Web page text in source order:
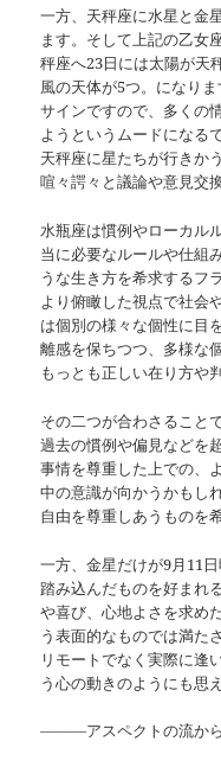
一方、天秤座に水星と金
ます。そして上記の乙女
秤座へ23日には太陽が天
風の天体が5つ。になり
サインですので、多くの
ようというムードになる
天秤座に星たちが行きか
喧々諤々と議論や意見交
水瓶座は慣例やローカル
当に必要なルールや仕組
うな生き方を希求するフ
より俯瞰した視点で社会
は個別の様々な個性に目
離感を保ちつつ、多様な
もっとも正しい在り方や
その二つが合わさることで
過去の慣例や偏見などを
事情を尊重した上での、
中の意識が向かうかもし
自由を尊重しあうものを
一方、金星だけが9月11
踏み込んだものを好まれ
や喜び、心地よさを求め
う表面的なものでは満た
リモートでなく実際に逢
う心の動きのようにも思
―――アスペクトの流